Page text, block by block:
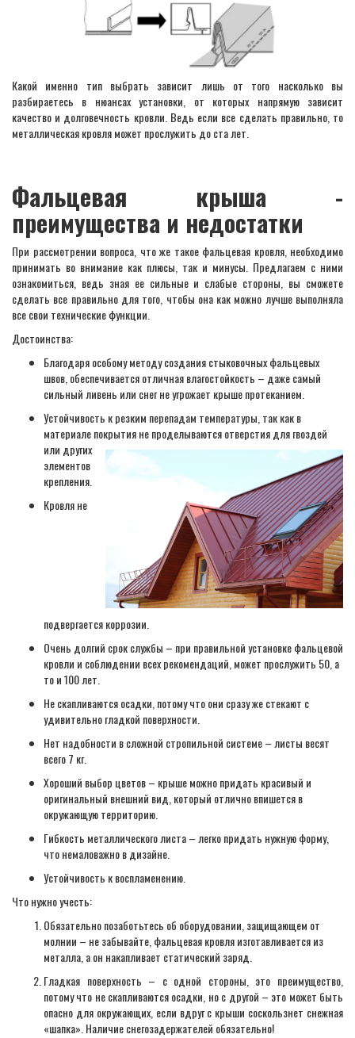
Какой именно тип выбрать зависит лишь от того насколько вы
разбираетесь в нюансах установки, от которых напрямую зависит
качество и долговечность кровли. Ведь если все сделать правильно, то
металлическая кровля может прослужить до ста лет.
Фальцевая крыша -
преимущества и недостатки
При рассмотрении вопроса, что же такое фальцевая кровля, необходимо
принимать во внимание как плюсы, так и минусы. Предлагаем с ними
ознакомиться, ведь зная ее сильные и слабые стороны, вы сможете
сделать все правильно для того, чтобы она как можно лучше выполняла
все свои технические функции.
Достоинства:
Благодаря особому методу создания стыковочных фальцевых
швов, обеспечивается отличная влагостойкость – даже самый
сильный ливень или снег не угрожает крыше протеканием.
Устойчивость к резким перепадам температуры, так как в
материале покрытия не проделываются отверстия для гвоздей
или других
элементов
крепления.
Кровля не
подвергается коррозии.
Очень долгий срок службы – при правильной установке фальцевой
кровли и соблюдении всех рекомендаций, может прослужить 50, а
то и 100 лет.
Не скапливаются осадки, потому что они сразу же стекают с
удивительно гладкой поверхности.
Нет надобности в сложной стропильной системе – листы весят
всего 7 кг.
Хороший выбор цветов – крыше можно придать красивый и
оригинальный внешний вид, который отлично впишется в
окружающую территорию.
Гибкость металлического листа – легко придать нужную форму,
что немаловажно в дизайне.
Устойчивость к воспламенению.
Что нужно учесть:
Обязательно позаботьтесь об оборудовании, защищающем от
молнии – не забывайте, фальцевая кровля изготавливается из
металла, а он накапливает статический заряд.
Гладкая поверхность – с одной стороны, это преимущество,
потому что не скапливаются осадки, но с другой – это может быть
опасно для окружающих, если вдруг с крыши соскользнет снежная
«шапка». Наличие снегозадержателей обязательно!